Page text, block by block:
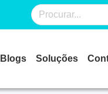
Blogs Soluções